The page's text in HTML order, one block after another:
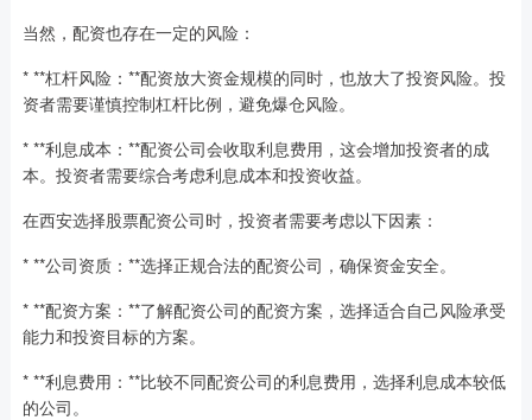
当然，配资也存在一定的风险：
* **杠杆风险：**配资放大资金规模的同时，也放大了投资风险。投
资者需要谨慎控制杠杆比例，避免爆仓风险。
* **利息成本：**配资公司会收取利息费用，这会增加投资者的成
本。投资者需要综合考虑利息成本和投资收益。
在西安选择股票配资公司时，投资者需要考虑以下因素：
* **公司资质：**选择正规合法的配资公司，确保资金安全。
* **配资方案：**了解配资公司的配资方案，选择适合自己风险承受
能力和投资目标的方案。
* **利息费用：**比较不同配资公司的利息费用，选择利息成本较低
的公司。